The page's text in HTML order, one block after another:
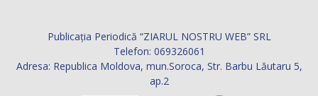
Publicația Periodică “ZIARUL NOSTRU WEB” SRL
Telefon: 069326061
Adresa: Republica Moldova, mun.Soroca, Str. Barbu Lăutaru 5,
ap.2